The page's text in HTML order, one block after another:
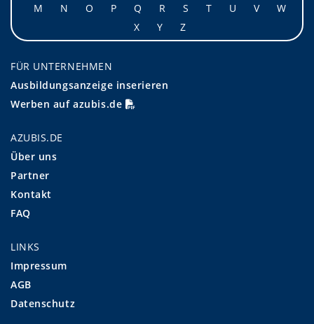
M
N O P Q R S T U V
W
X
Y Z
FÜR UNTERNEHMEN
Ausbildungsanzeige inserieren
Werben auf azubis.de
AZUBIS.DE
Über uns
Partner
Kontakt
FAQ
LINKS
Impressum
AGB
Datenschutz